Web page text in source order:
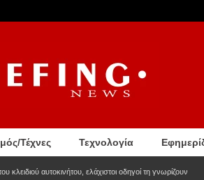
Τέχνες Τεχνολογία
κλειδιού αυτοκινήτου, ελάχιστοι οδηγοί τη γνωρίζουν